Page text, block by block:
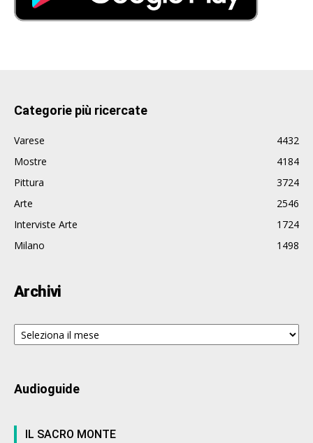
Categorie più ricercate
Varese
4432
Mostre
4184
Pittura
3724
Arte
2546
Interviste Arte
1724
Milano
1498
Archivi
Archivi
Audioguide
IL SACRO MONTE